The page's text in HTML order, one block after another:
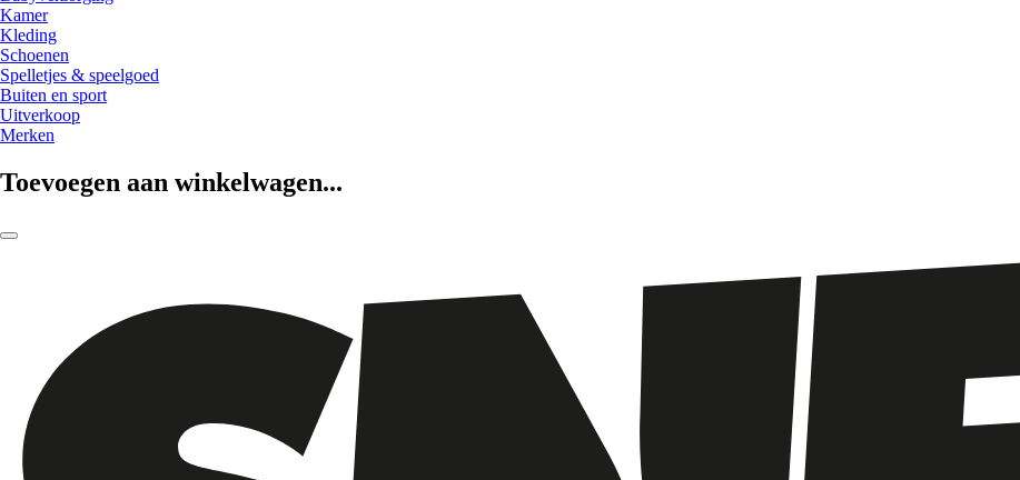
Kamer
Kleding
Schoenen
Spelletjes & speelgoed
Buiten en sport
Uitverkoop
Merken
Toevoegen aan winkelwagen...